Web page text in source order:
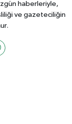
haberleriyle,
ve gazeteciliğin